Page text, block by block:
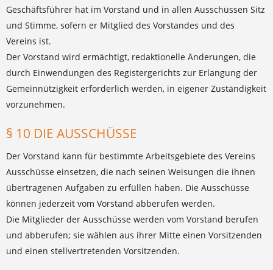
Geschäftsführer hat im Vorstand und in allen Ausschüssen Sitz
und Stimme, sofern er Mitglied des Vorstandes und des
Vereins ist.
Der Vorstand wird ermächtigt, redaktionelle Änderungen, die
durch Einwendungen des Registergerichts zur Erlangung der
Gemeinnützigkeit erforderlich werden, in eigener Zuständigkeit
vorzunehmen.
§ 10 DIE AUSSCHÜSSE
Der Vorstand kann für bestimmte Arbeitsgebiete des Vereins
Ausschüsse einsetzen, die nach seinen Weisungen die ihnen
übertragenen Aufgaben zu erfüllen haben. Die Ausschüsse
können jederzeit vom Vorstand abberufen werden.
Die Mitglieder der Ausschüsse werden vom Vorstand berufen
und abberufen; sie wählen aus ihrer Mitte einen Vorsitzenden
und einen stellvertretenden Vorsitzenden.